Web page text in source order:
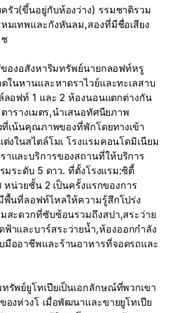
รัว(ขึ้นอยู่กับห้องว่าง) รรมชาติรวม
มเทพและกังหันลม,สองที่มีชื่อเสียง
ของอสังหาริมทรัพย์นายกลอฟท์หรู
ในหานและหาดราไวย์และทะเลสาบ
อฟท์ 1 และ 2 ห้องนอนแตกต่างกัน
ารางเมตร,นำเสนอทัศนียภาพ
ที่เน้นคุณภาพของที่พักโดยทางเข้า
งในสไตล์โมเ โรงแรมคอนโดมิเนียม
าและบริการของสถานที่ให้บริการ
มระดับ 5 ดาว. ที่ตั้งโรงแรม:ซิตี้
หน่วยชั้น 2 เป็นครั้งแรกของการ
พื้นที่ลอฟท์ไหลให้ความรู้สึกโปร่ง
สะดวกที่ซับซ้อนรวมถึงสปา,สระว่าย
าและบาร์สระว่ายน้ำ,ห้องออกกำลัง
ออาชีพและร้านอาหารที่จอดรถและ
รัพย์ยูโทเปียเป็นเอกลักษณ์ที่พวกเขา
องห่วงโ เมื่อพัฒนาและขายยูโทเปีย